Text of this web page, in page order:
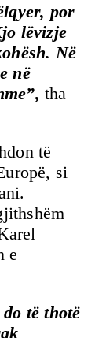
por
lëvizje
Në
në
tha
të
si
e
të thotë